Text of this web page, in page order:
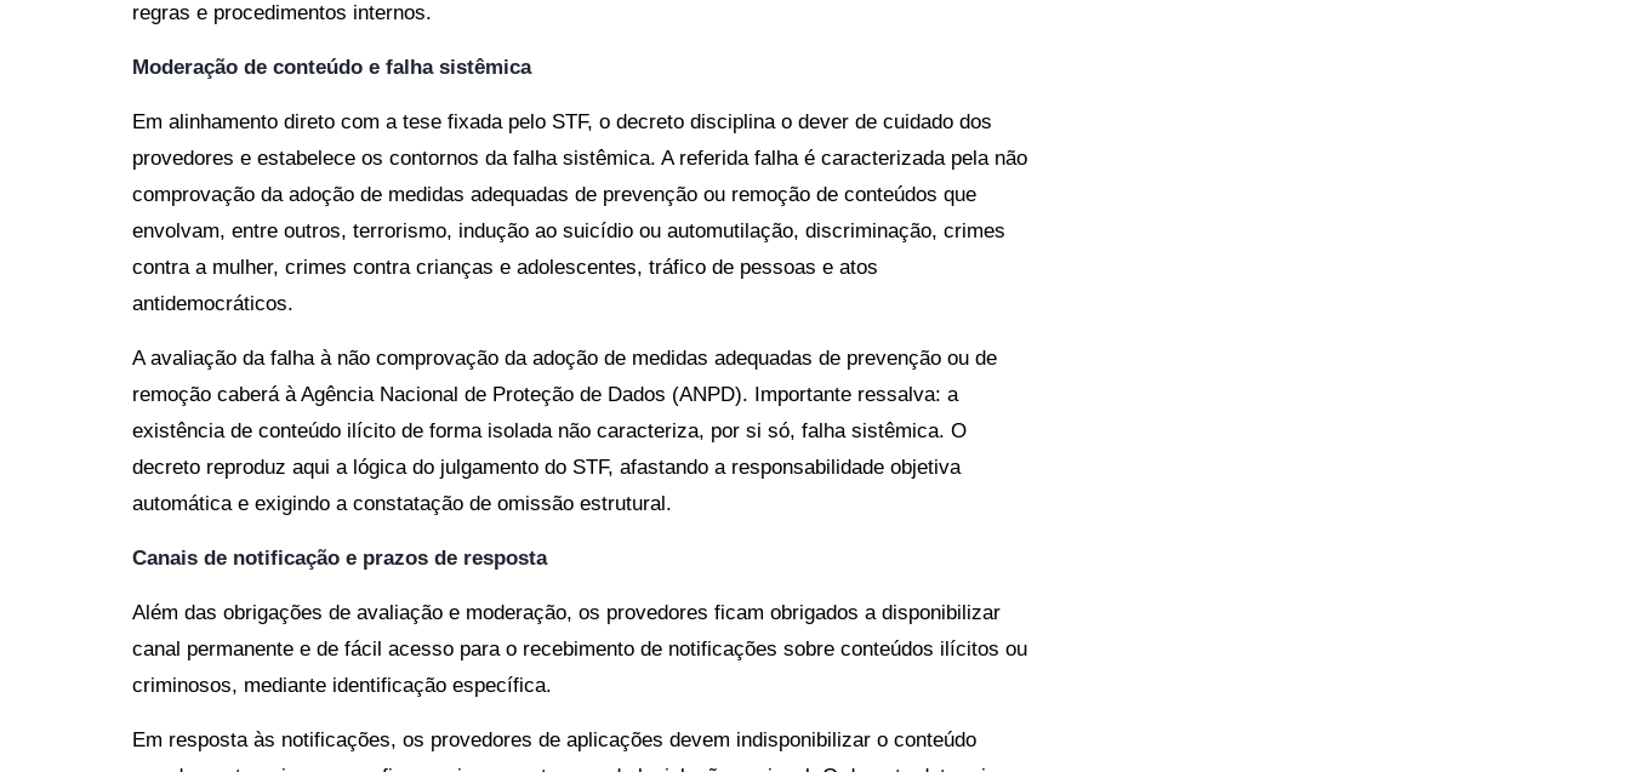
regras e procedimentos internos.
Moderação de conteúdo e falha sistêmica
Em alinhamento direto com a tese fixada pelo STF, o decreto disciplina o dever de cuidado dos
provedores e estabelece os contornos da falha sistêmica. A referida falha é caracterizada pela não
comprovação da adoção de medidas adequadas de prevenção ou remoção de conteúdos que
envolvam, entre outros, terrorismo, indução ao suicídio ou automutilação, discriminação, crimes
contra a mulher, crimes contra crianças e adolescentes, tráfico de pessoas e atos
antidemocráticos.
A avaliação da falha à não comprovação da adoção de medidas adequadas de prevenção ou de
remoção caberá à Agência Nacional de Proteção de Dados (ANPD). Importante ressalva: a
existência de conteúdo ilícito de forma isolada não caracteriza, por si só, falha sistêmica. O
decreto reproduz aqui a lógica do julgamento do STF, afastando a responsabilidade objetiva
automática e exigindo a constatação de omissão estrutural.
Canais de notificação e prazos de resposta
Além das obrigações de avaliação e moderação, os provedores ficam obrigados a disponibilizar
canal permanente e de fácil acesso para o recebimento de notificações sobre conteúdos ilícitos ou
criminosos, mediante identificação específica.
Em resposta às notificações, os provedores de aplicações devem indisponibilizar o conteúdo